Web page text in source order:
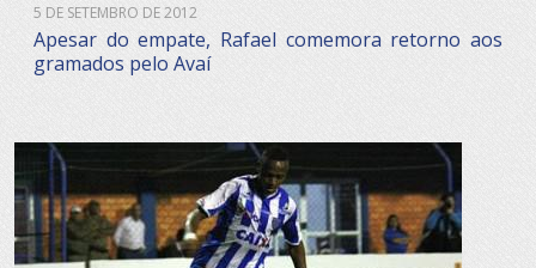
5 DE SETEMBRO DE 2012
Apesar do empate, Rafael comemora retorno aos
gramados pelo Avaí